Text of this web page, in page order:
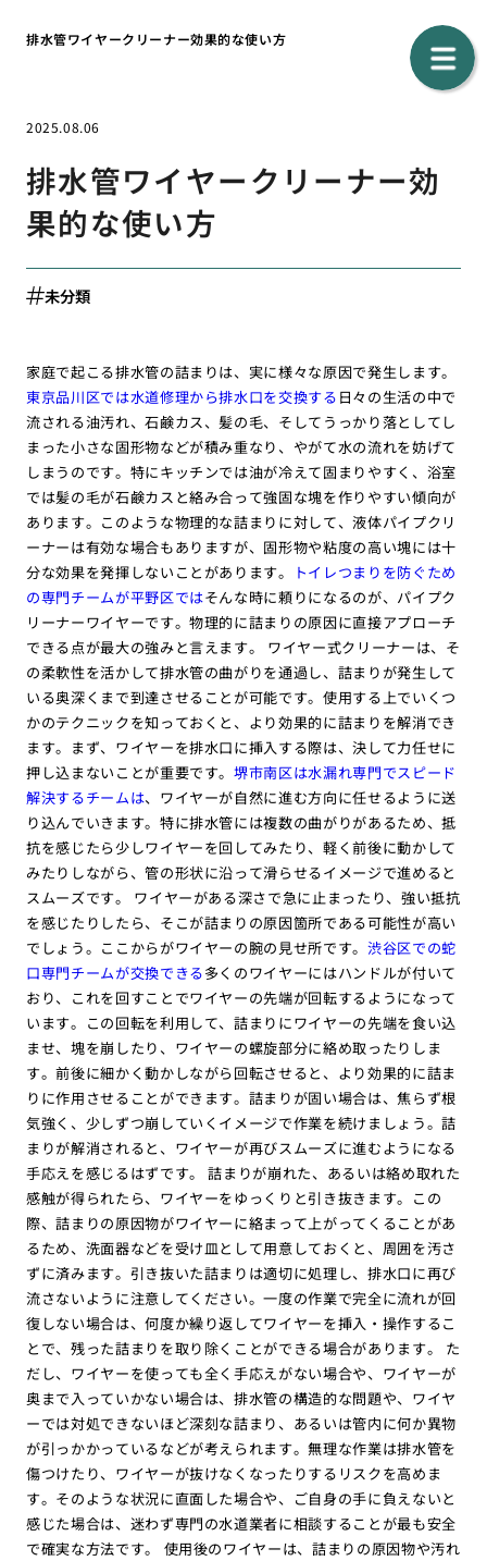
排水管ワイヤークリーナー効果的な使い方
2025.08.06
排水管ワイヤークリーナー効
果的な使い方
未分類
家庭で起こる排水管の詰まりは、実に様々な原因で発生します。
東京品川区では水道修理から排水口を交換する 日々の生活の中で
流される油汚れ、石鹸カス、髪の毛、そしてうっかり落としてし
まった小さな固形物などが積み重なり、やがて水の流れを妨げて
しまうのです。特にキッチンでは油が冷えて固まりやすく、浴室
では髪の毛が石鹸カスと絡み合って強固な塊を作りやすい傾向が
あります。このような物理的な詰まりに対して、液体パイプクリ
ーナーは有効な場合もありますが、固形物や粘度の高い塊には十
分な効果を発揮しないことがあります。
トイレつまりを防ぐため
の専門チームが平野区ではそんな時に頼りになるのが、パイプク
リーナーワイヤーです。物理的に詰まりの原因に直接アプローチ
できる点が最大の強みと言えます。 ワイヤー式クリーナーは、そ
の柔軟性を活かして排水管の曲がりを通過し、詰まりが発生して
いる奥深くまで到達させることが可能です。使用する上でいくつ
かのテクニックを知っておくと、より効果的に詰まりを解消でき
ます。まず、ワイヤーを排水口に挿入する際は、決して力任せに
押し込まないことが重要です。堺市南区は水漏れ専門でスピード
解決するチームは、ワイヤーが自然に進む方向に任せるように送
り込んでいきます。特に排水管には複数の曲がりがあるため、抵
抗を感じたら少しワイヤーを回してみたり、軽く前後に動かして
みたりしながら、管の形状に沿って滑らせるイメージで進めると
スムーズです。 ワイヤーがある深さで急に止まったり、強い抵抗
を感じたりしたら、そこが詰まりの原因箇所である可能性が高い
でしょう。ここからがワイヤーの腕の見せ所です。渋谷区での蛇
口専門チームが交換できる多くのワイヤーにはハンドルが付いて
おり、これを回すことでワイヤーの先端が回転するようになって
います。この回転を利用して、詰まりにワイヤーの先端を食い込
ませ、塊を崩したり、ワイヤーの螺旋部分に絡め取ったりしま
す。前後に細かく動かしながら回転させると、より効果的に詰ま
りに作用させることができます。詰まりが固い場合は、焦らず根
気強く、少しずつ崩していくイメージで作業を続けましょう。詰
まりが解消されると、ワイヤーが再びスムーズに進むようになる
手応えを感じるはずです。 詰まりが崩れた、あるいは絡め取れた
感触が得られたら、ワイヤーをゆっくりと引き抜きます。この
際、詰まりの原因物がワイヤーに絡まって上がってくることがあ
るため、洗面器などを受け皿として用意しておくと、周囲を汚さ
ずに済みます。引き抜いた詰まりは適切に処理し、排水口に再び
流さないように注意してください。一度の作業で完全に流れが回
復しない場合は、何度か繰り返してワイヤーを挿入・操作するこ
とで、残った詰まりを取り除くことができる場合があります。 た
だし、ワイヤーを使っても全く手応えがない場合や、ワイヤーが
奥まで入っていかない場合は、排水管の構造的な問題や、ワイヤ
ーでは対処できないほど深刻な詰まり、あるいは管内に何か異物
が引っかかっているなどが考えられます。無理な作業は排水管を
傷つけたり、ワイヤーが抜けなくなったりするリスクを高めま
す。そのような状況に直面した場合や、ご自身の手に負えないと
感じた場合は、迷わず専門の水道業者に相談することが最も安全
で確実な方法です。 使用後のワイヤーは、詰まりの原因物や汚れ